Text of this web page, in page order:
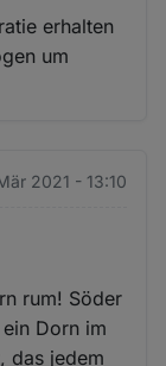
erhalten
um
2021 - 13:10
rum! Söder
Dorn im
das jedem